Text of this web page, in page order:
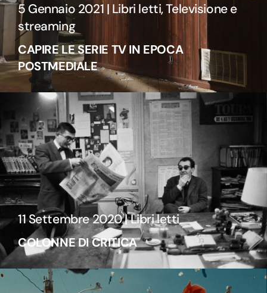
5 Gennaio 2021 | Libri letti, Televisione e
streaming
CAPIRE LE SERIE TV IN EPOCA
POSTMEDIALE
11 Settembre 2020 | Libri letti
COLONNE DI CRITICA